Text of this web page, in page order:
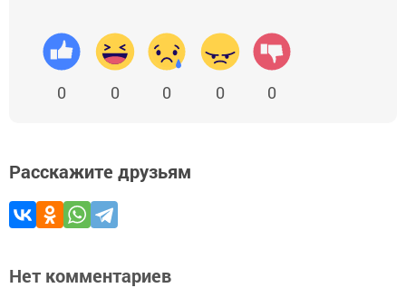
0 0 0 0 0
Расскажите друзьям
Нет комментариев